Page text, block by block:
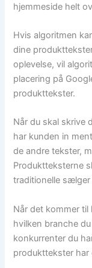
hjemmeside helt
Hvis algoritmen
dine
oplevelse, vil
placering på
produkttekster.
Når du skal skrive
har kunden in
de andre tekster,
Produktteksterne
traditionelle
Når det kommer
hvilken branche
konkurrenter du
produkttekster